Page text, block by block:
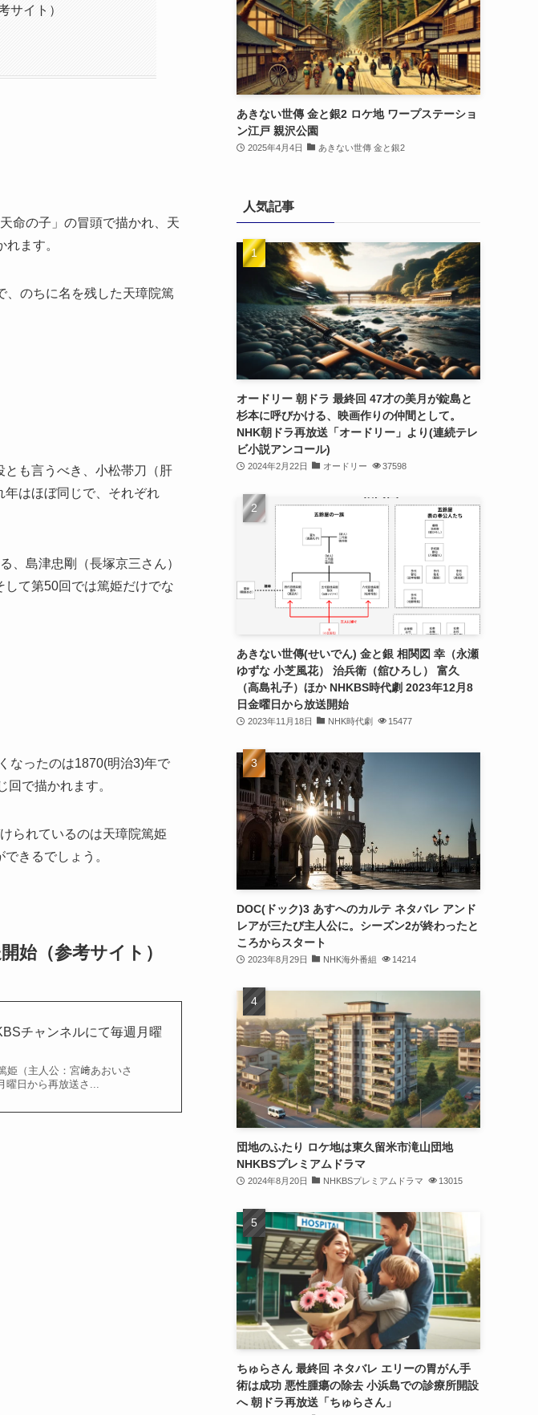
サイト）
命の子」の冒頭で描かれ、天
ます。
、のちに名を残した天璋院篤
も言うべき、小松帯刀（肝
はほぼ同じで、それぞれ
、島津忠剛（長塚京三さん）
て第50回では篤姫だけでな
なったのは1870(明治3)年で
で描かれます。
られているのは天璋院篤姫
きるでしょう。
始（参考サイト）
チャンネルにて毎週月曜
姫（主人公：宮﨑あおいさ
曜日から再放送さ...
あきない世傳 金と銀2 ロケ地 ワープステーショ
ン江戸 親沢公園
2025年4月4日 あきない世傳 金と銀2
人気記事
オードリー 朝ドラ 最終回 47才の美月が錠島と
杉本に呼びかける、映画作りの仲間として。
NHK朝ドラ再放送「オードリー」より(連続テレ
ビ小説アンコール)
2024年2月22日 オードリー 37598
あきない世傳(せいでん) 金と銀 相関図 幸（永瀬
ゆずな 小芝風花） 治兵衛（舘ひろし） 富久
（高島礼子）ほか NHKBS時代劇 2023年12月8
日金曜日から放送開始
2023年11月18日 NHK時代劇 15477
DOC(ドック)3 あすへのカルテ ネタバレ アンド
レアが三たび主人公に。シーズン2が終わったと
ころからスタート
2023年8月29日 NHK海外番組 14214
団地のふたり ロケ地は東久留米市滝山団地
NHKBSプレミアムドラマ
2024年8月20日 NHKBSプレミアムドラマ 13015
ちゅらさん 最終回 ネタバレ エリーの胃がん手
術は成功 悪性腫瘍の除去 小浜島での診療所開設
へ 朝ドラ再放送「ちゅらさん」